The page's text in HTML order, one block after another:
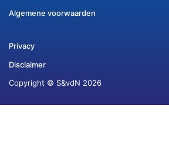
Algemene voorwaarden
Privacy
Disclaimer
Copyright © S&vdN 2026